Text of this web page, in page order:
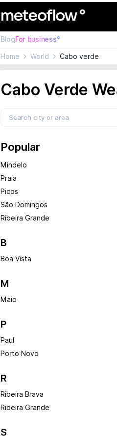
BlogFor business°
Home World Cabo verde
Cabo Verde
Popular
Mindelo
Praia
Picos
São Domingos
Ribeira Grande
B
Boa Vista
M
Maio
P
Paul
Porto Novo
R
Ribeira Brava
Ribeira Grande
S